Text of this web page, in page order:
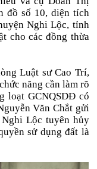
đồ số 10, diện tích
Nghi Lộc, tỉnh
cho các đồng thừa
Luật sư Cao Trí,
năng cần làm rõ
loạt GCNQSDĐ có
Văn Chắt gửi
Lộc tuyên hủy
sử dụng đất là